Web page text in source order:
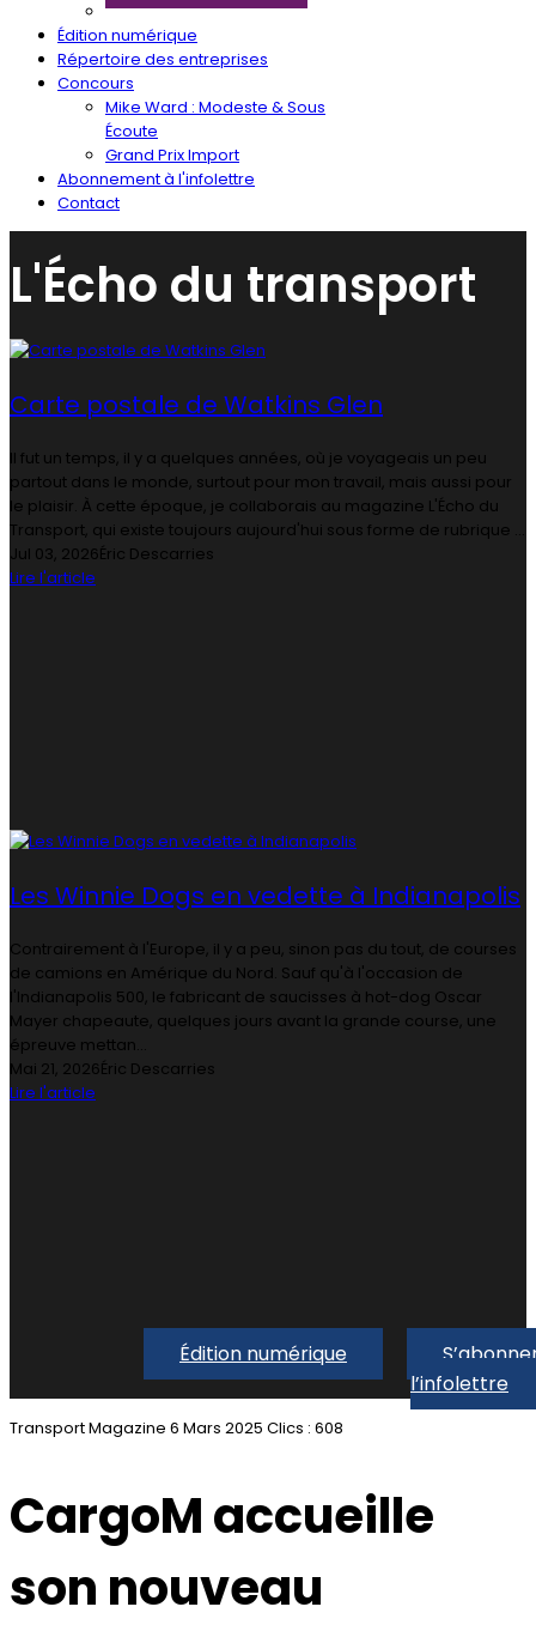
Édition numérique
Répertoire des entreprises
Concours
Mike Ward : Modeste & Sous
Écoute
Grand Prix Import
Abonnement à l'infolettre
Contact
L'Écho du transport
Carte postale de Watkins Glen
Il fut un temps, il y a quelques années, où je voyageais un peu
partout dans le monde, surtout pour mon travail, mais aussi pour
le plaisir. À cette époque, je collaborais au magazine L'Écho du
Transport, qui existe toujours aujourd'hui sous forme de rubrique ...
Jul 03, 2026Éric Descarries
Lire l'article
Les Winnie Dogs en vedette à Indianapolis
Contrairement à l'Europe, il y a peu, sinon pas du tout, de courses
de camions en Amérique du Nord. Sauf qu'à l'occasion de
l'Indianapolis 500, le fabricant de saucisses à hot-dog Oscar
Mayer chapeaute, quelques jours avant la grande course, une
épreuve mettan...
Mai 21, 2026Éric Descarries
Lire l'article
Édition numérique
l’infolettre
Transport Magazine 6 Mars 2025 Clics : 608
CargoM accueille
son nouveau